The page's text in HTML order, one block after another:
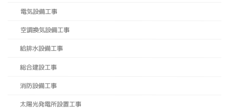
電気設備工事
空調換気設備工事
給排水設備工事
総合建設工事
消防設備工事
太陽光発電所設置工事